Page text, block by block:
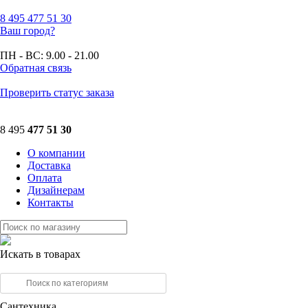
8 495 477 51 30
Ваш город?
ПН - ВС: 9.00 - 21.00
Обратная связь
Проверить статус заказа
8 495 477 51 30
О компании
Доставка
Оплата
Дизайнерам
Контакты
Искать в товарах